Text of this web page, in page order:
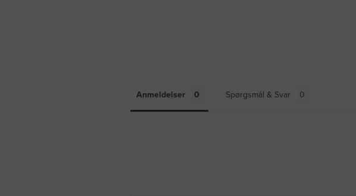
Anmeldelser Spørgsmål & Svar